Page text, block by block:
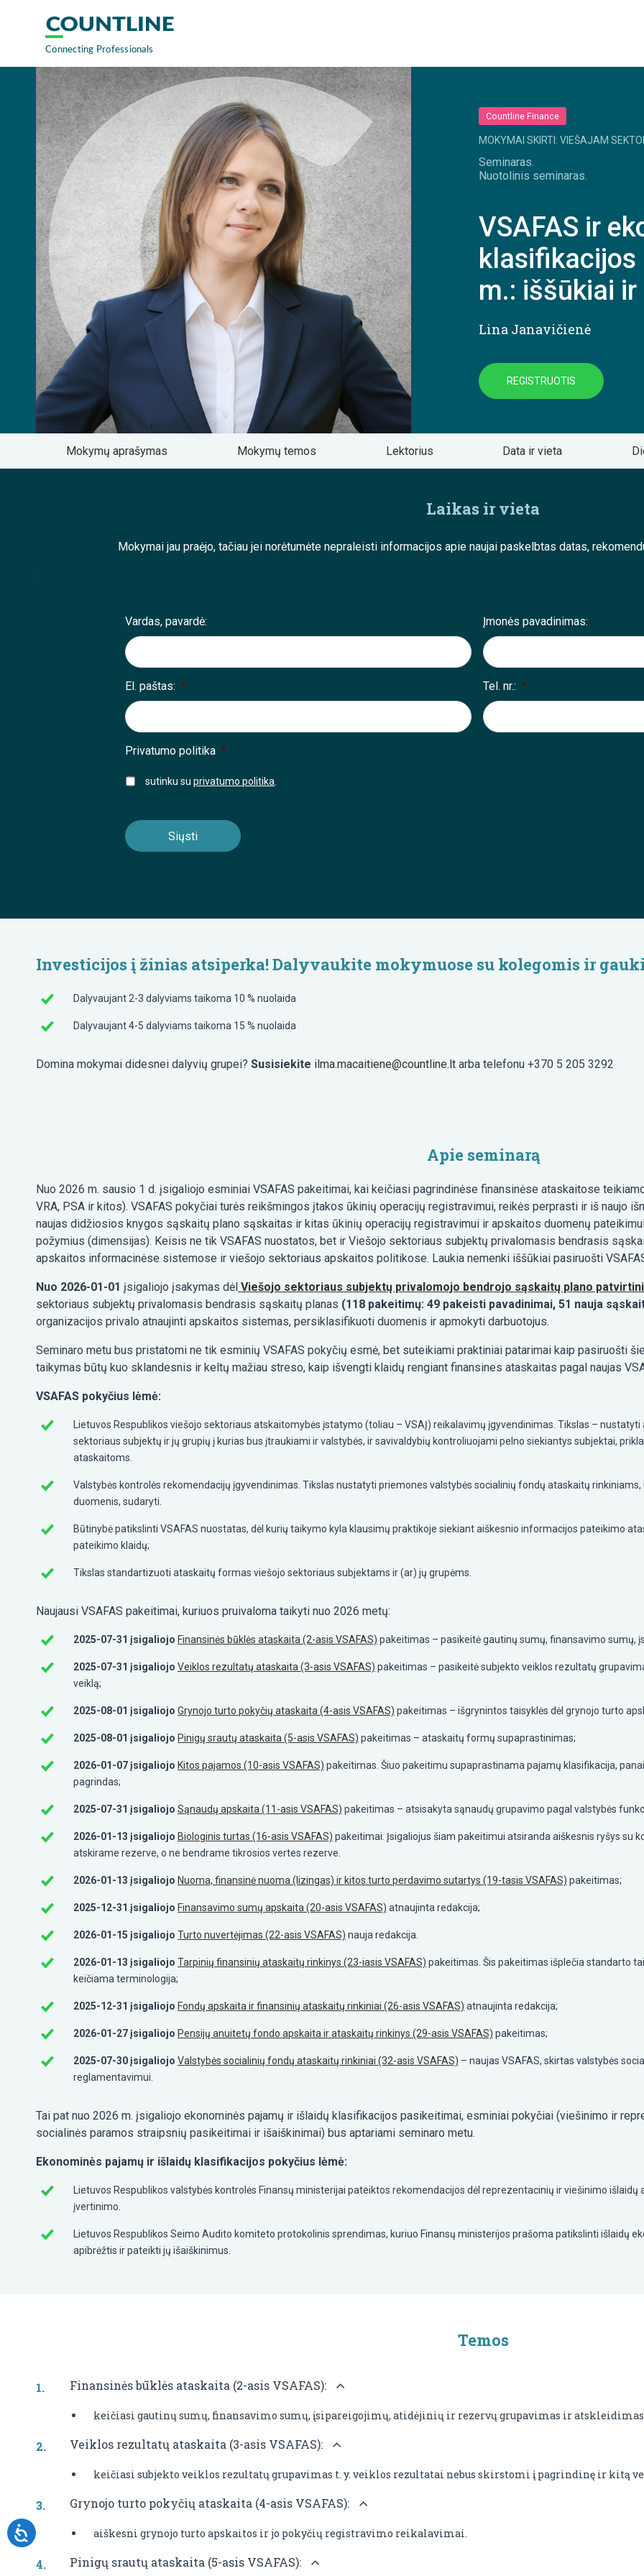
Countline Finance
MOKYMAI SKIRTI: VIEŠAJAM
Seminaras.
Nuotolinis seminaras.
VSAFAS ir
m.: iššūkiai
Lina Janavičienė
REGISTRUOTIS
Mokymų aprašymas Mokymų temos Lektorius Data ir vieta
Laikas ir vieta
Mokymai jau praėjo, tačiau jei norėtumėte nepraleisti informacijos apie naujai paskelbtas datas,
;
Vardas, pavardė: Įmonės pavadinimas:
El. paštas: * Tel. nr.: *
Privatumo politika *
sutinku suprivatumo politika
Investicijos į žinias atsiperka! Dalyvaukite mokymuose su kolegomis ir
Dalyvaujant 2-3 dalyviams taikoma 10 % nuolaida
Dalyvaujant 4-5 dalyviams taikoma 15 % nuolaida
Domina mokymai didesnei dalyvių grupei? Susisiekite ilma.macaitiene@countline.lt arba telefonu +370 5 205 3292
Apie seminarą
Nuo 2026 m. sausio 1 d. įsigaliojo esminiai VSAFAS pakeitimai, kai keičiasi pagrindinėse finansinėse ataskaitose
VRA, PSA ir kitos). VSAFAS pokyčiai turės reikšmingos įtakos ūkinių operacijų registravimui, reikės perprasti ir iš naujo
naujas didžiosios knygos sąskaitų plano sąskaitas ir kitas ūkinių operacijų registravimui ir apskaitos duomenų
požymius (dimensijas). Keisis ne tik VSAFAS nuostatos, bet ir Viešojo sektoriaus subjektų privalomasis bendrasis
apskaitos informacinėse sistemose ir viešojo sektoriaus apskaitos politikose. Laukia nemenki iššūkiai pasiruošti
Nuo 2026-01-01 įsigaliojo įsakymas dėl Viešojo sektoriaus subjektų privalomojo bendrojo sąskaitų plano
sektoriaus subjektų privalomasis bendrasis sąskaitų planas (118 pakeitimų: 49 pakeisti pavadinimai, 51 nauja
organizacijos privalo atnaujinti apskaitos sistemas, persiklasifikuoti duomenis ir apmokyti darbuotojus.
Seminaro metu bus pristatomi ne tik esminių VSAFAS pokyčių esmė, bet suteikiami praktiniai patarimai kaip pasiruošti
taikymas būtų kuo sklandesnis ir keltų mažiau streso, kaip išvengti klaidų rengiant finansines ataskaitas pagal naujas
VSAFAS pokyčius lėmė:
Lietuvos Respublikos viešojo sektoriaus atskaitomybės įstatymo (toliau – VSAĮ) reikalavimų įgyvendinimas. Tikslas –
sektoriaus subjektų ir jų grupių į kurias bus įtraukiami ir valstybės, ir savivaldybių kontroliuojami pelno siekiantys subjektai,
ataskaitoms.
Valstybės kontrolės rekomendacijų įgyvendinimas. Tikslas nustatyti priemones valstybės socialinių fondų ataskaitų
duomenis, sudaryti.
Būtinybė patikslinti VSAFAS nuostatas, dėl kurių taikymo kyla klausimų praktikoje siekiant aiškesnio informacijos pateikimo
pateikimo klaidų;
Tikslas standartizuoti ataskaitų formas viešojo sektoriaus subjektams ir (ar) jų grupėms.
Naujausi VSAFAS pakeitimai, kuriuos pruivaloma taikyti nuo 2026 metų:
2025-07-31 įsigaliojo Finansinės būklės ataskaita (2-asis VSAFAS) pakeitimas – pasikeitė gautinų sumų, finansavimo sumų,
2025-07-31 įsigaliojo Veiklos rezultatų ataskaita (3-asis VSAFAS) pakeitimas – pasikeitė subjekto veiklos rezultatų
veiklą;
2025-08-01 įsigaliojo Grynojo turto pokyčių ataskaita (4-asis VSAFAS) pakeitimas – išgrynintos taisyklės dėl grynojo turto
2025-08-01 įsigaliojo Pinigų srautų ataskaita (5-asis VSAFAS) pakeitimas – ataskaitų formų supaprastinimas;
2026-01-07 įsigaliojo Kitos pajamos (10-asis VSAFAS) pakeitimas. Šiuo pakeitimu supaprastinama pajamų klasifikacija,
pagrindas;
2025-07-31 įsigaliojo Sąnaudų apskaita (11-asis VSAFAS) pakeitimas – atsisakyta sąnaudų grupavimo pagal valstybės
2026-01-13 įsigaliojo Biologinis turtas (16-asis VSAFAS) pakeitimai. Įsigaliojus šiam pakeitimui atsiranda aiškesnis ryšys su
atskirame rezerve, o ne bendrame tikrosios vertes rezerve.
2026-01-13 įsigaliojo Nuoma, finansinė nuoma (lizingas) ir kitos turto perdavimo sutartys (19-tasis VSAFAS) pakeitimas;
2025-12-31 įsigaliojo Finansavimo sumų apskaita (20-asis VSAFAS) atnaujinta redakcija;
2026-01-15 įsigaliojo Turto nuvertėjimas (22-asis VSAFAS) nauja redakcija.
2026-01-13 įsigaliojo Tarpinių finansinių ataskaitų rinkinys (23-iasis VSAFAS) pakeitimas. Šis pakeitimas išplečia standarto
keičiama terminologija;
2025-12-31 įsigaliojo Fondų apskaita ir finansinių ataskaitų rinkiniai (26-asis VSAFAS) atnaujinta redakcija;
2026-01-27 įsigaliojo Pensijų anuitetų fondo apskaita ir ataskaitų rinkinys (29-asis VSAFAS) pakeitimas;
2025-07-30 įsigaliojo Valstybės socialinių fondų ataskaitų rinkiniai (32-asis VSAFAS) – naujas VSAFAS, skirtas valstybės
reglamentavimui.
Tai pat nuo 2026 m. įsigaliojo ekonominės pajamų ir išlaidų klasifikacijos pasikeitimai, esminiai pokyčiai (viešinimo ir
socialinės paramos straipsnių pasikeitimai ir išaiškinimai) bus aptariami seminaro metu.
Ekonominės pajamų ir išlaidų klasifikacijos pokyčius lėmė:
Lietuvos Respublikos valstybės kontrolės Finansų ministerijai pateiktos rekomendacijos dėl reprezentacinių ir viešinimo
įvertinimo.
Lietuvos Respublikos Seimo Audito komiteto protokolinis sprendimas, kuriuo Finansų ministerijos prašoma patikslinti išlaidų
apibrėžtis ir pateikti jų išaiškinimus.
Temos
Finansinės būklės ataskaita (2-asis VSAFAS):
keičiasi gautinų sumų, finansavimo sumų, įsipareigojimų, atidėjinių ir rezervų grupavimas ir
Veiklos rezultatų ataskaita (3-asis VSAFAS):
keičiasi subjekto veiklos rezultatų grupavimas t. y. veiklos rezultatai nebus skirstomi į pagrindinę ir kitą
Grynojo turto pokyčių ataskaita (4-asis VSAFAS):
aiškesni grynojo turto apskaitos ir jo pokyčių registravimo reikalavimai.
Pinigų srautų ataskaita (5-asis VSAFAS):